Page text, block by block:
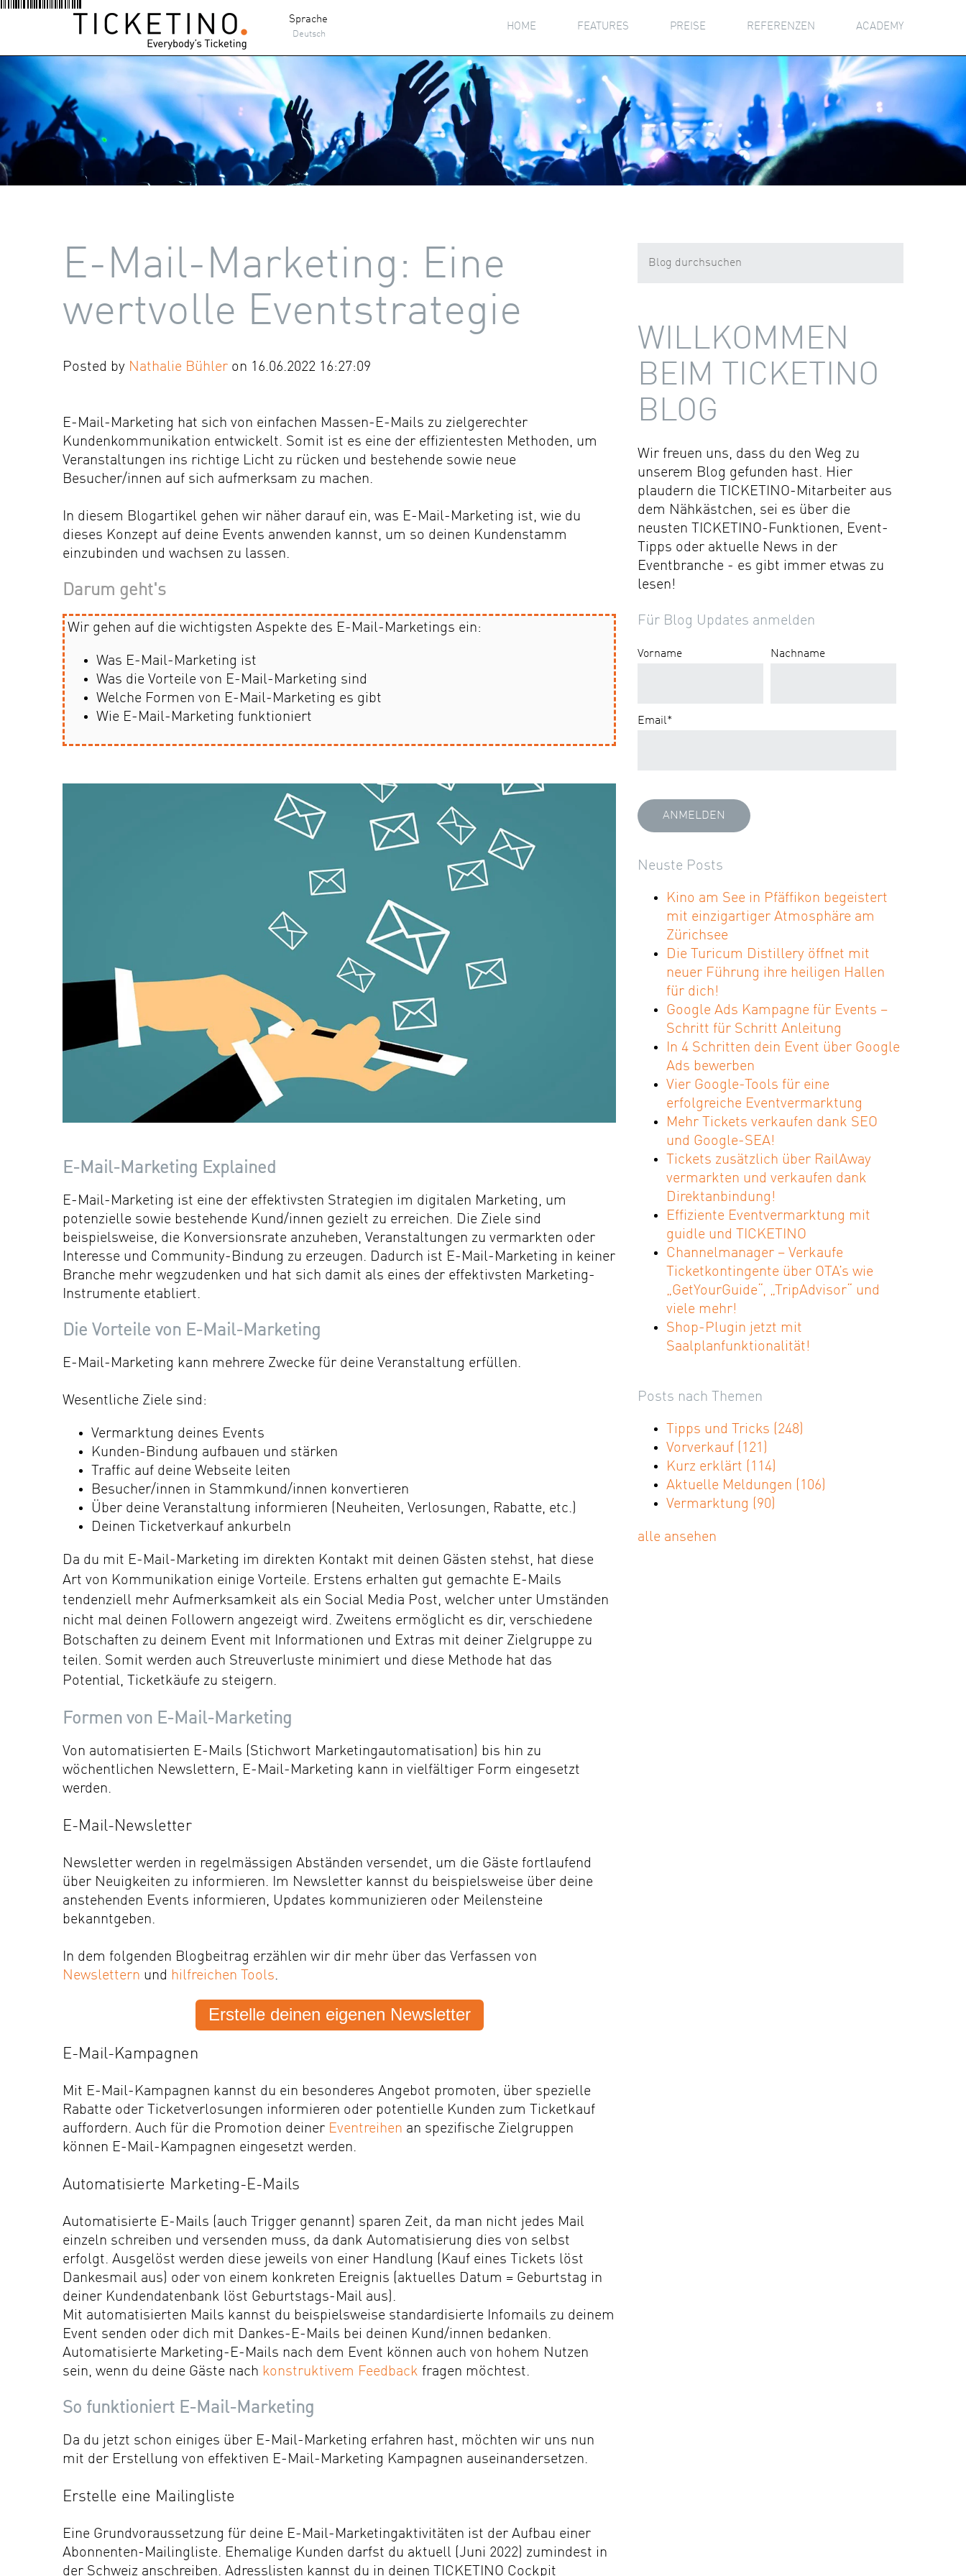
Sprache
Deutsch
HOME FEATURES PREISE REFERENZEN ACADEMY
E-Mail-Marketing: Eine
wertvolle Eventstrategie
Posted by Nathalie Bühler on 16.06.2022 16:27:09
E-Mail-Marketing hat sich von einfachen Massen-E-Mails zu zielgerechter
Kundenkommunikation entwickelt. Somit ist es eine der effizientesten Methoden, um
Veranstaltungen ins richtige Licht zu rücken und bestehende sowie neue
Besucher/innen auf sich aufmerksam zu machen.
In diesem Blogartikel gehen wir näher darauf ein, was E-Mail-Marketing ist, wie du
dieses Konzept auf deine Events anwenden kannst, um so deinen Kundenstamm
einzubinden und wachsen zu lassen.
Darum geht's
Wir gehen auf die wichtigsten Aspekte des E-Mail-Marketings ein:
Was E-Mail-Marketing ist
Was die Vorteile von E-Mail-Marketing sind
Welche Formen von E-Mail-Marketing es gibt
Wie E-Mail-Marketing funktioniert
E-Mail-Marketing Explained
E-Mail-Marketing ist eine der effektivsten Strategien im digitalen Marketing, um
potenzielle sowie bestehende Kund/innen gezielt zu erreichen. Die Ziele sind
beispielsweise, die Konversionsrate anzuheben, Veranstaltungen zu vermarkten oder
Interesse und Community-Bindung zu erzeugen. Dadurch ist E-Mail-Marketing in keiner
Branche mehr wegzudenken und hat sich damit als eines der effektivsten Marketing-
Instrumente etabliert.
Die Vorteile von E-Mail-Marketing
E-Mail-Marketing kann mehrere Zwecke für deine Veranstaltung erfüllen.
Wesentliche Ziele sind:
Vermarktung deines Events
Kunden-Bindung aufbauen und stärken
Traffic auf deine Webseite leiten
Besucher/innen in Stammkund/innen konvertieren
Über deine Veranstaltung informieren (Neuheiten, Verlosungen, Rabatte, etc.)
Deinen Ticketverkauf ankurbeln
Da du mit E-Mail-Marketing im direkten Kontakt mit deinen Gästen stehst, hat diese
Art von Kommunikation einige Vorteile. Erstens erhalten gut gemachte E-Mails
tendenziell mehr Aufmerksamkeit als ein Social Media Post, welcher unter Umständen
nicht mal deinen Followern angezeigt wird. Zweitens ermöglicht es dir, verschiedene
Botschaften zu deinem Event mit Informationen und Extras mit deiner Zielgruppe zu
teilen. Somit werden auch Streuverluste minimiert und diese Methode hat das
Potential, Ticketkäufe zu steigern.
Formen von E-Mail-Marketing
Von automatisierten E-Mails (Stichwort Marketingautomatisation) bis hin zu
wöchentlichen Newslettern, E-Mail-Marketing kann in vielfältiger Form eingesetzt
werden.
E-Mail-Newsletter
Newsletter werden in regelmässigen Abständen versendet, um die Gäste fortlaufend
über Neuigkeiten zu informieren. Im Newsletter kannst du beispielsweise über deine
anstehenden Events informieren, Updates kommunizieren oder Meilensteine
bekanntgeben.
In dem folgenden Blogbeitrag erzählen wir dir mehr über das Verfassen von
Newslettern und hilfreichen Tools.
Erstelle deinen eigenen Newsletter
E-Mail-Kampagnen
Mit E-Mail-Kampagnen kannst du ein besonderes Angebot promoten, über spezielle
Rabatte oder Ticketverlosungen informieren oder potentielle Kunden zum Ticketkauf
auffordern. Auch für die Promotion deiner Eventreihen an spezifische Zielgruppen
können E-Mail-Kampagnen eingesetzt werden.
Automatisierte Marketing-E-Mails
Automatisierte E-Mails (auch Trigger genannt) sparen Zeit, da man nicht jedes Mail
einzeln schreiben und versenden muss, da dank Automatisierung dies von selbst
erfolgt. Ausgelöst werden diese jeweils von einer Handlung (Kauf eines Tickets löst
Dankesmail aus) oder von einem konkreten Ereignis (aktuelles Datum = Geburtstag in
deiner Kundendatenbank löst Geburtstags-Mail aus).
Mit automatisierten Mails kannst du beispielsweise standardisierte Infomails zu deinem
Event senden oder dich mit Dankes-E-Mails bei deinen Kund/innen bedanken.
Automatisierte Marketing-E-Mails nach dem Event können auch von hohem Nutzen
sein, wenn du deine Gäste nach konstruktivem Feedback fragen möchtest.
So funktioniert E-Mail-Marketing
Da du jetzt schon einiges über E-Mail-Marketing erfahren hast, möchten wir uns nun
mit der Erstellung von effektiven E-Mail-Marketing Kampagnen auseinandersetzen.
Erstelle eine Mailingliste
Eine Grundvoraussetzung für deine E-Mail-Marketingaktivitäten ist der Aufbau einer
Abonnenten-Mailingliste. Ehemalige Kunden darfst du aktuell (Juni 2022) zumindest in
der Schweiz anschreiben. Adresslisten kannst du in deinen TICKETINO Cockpit
WILLKOMMEN
BEIM TICKETINO
BLOG
Wir freuen uns, dass du den Weg zu
unserem Blog gefunden hast. Hier
plaudern die TICKETINO-Mitarbeiter aus
dem Nähkästchen, sei es über die
neusten TICKETINO-Funktionen, Event-
Tipps oder aktuelle News in der
Eventbranche - es gibt immer etwas zu
lesen!
Für Blog Updates anmelden
Vorname Nachname
Email*
Neuste Posts
Kino am See in Pfäffikon begeistert
mit einzigartiger Atmosphäre am
Zürichsee
Die Turicum Distillery öffnet mit
neuer Führung ihre heiligen Hallen
für dich!
Google Ads Kampagne für Events –
Schritt für Schritt Anleitung
In 4 Schritten dein Event über Google
Ads bewerben
Vier Google-Tools für eine
erfolgreiche Eventvermarktung
Mehr Tickets verkaufen dank SEO
und Google-SEA!
Tickets zusätzlich über RailAway
vermarkten und verkaufen dank
Direktanbindung!
Effiziente Eventvermarktung mit
guidle und TICKETINO
Channelmanager – Verkaufe
Ticketkontingente über OTA’s wie
„GetYourGuide“, „TripAdvisor“ und
viele mehr!
Shop-Plugin jetzt mit
Saalplanfunktionalität!
Posts nach Themen
Tipps und Tricks (248)
Vorverkauf (121)
Kurz erklärt (114)
Aktuelle Meldungen (106)
Vermarktung (90)
alle ansehen